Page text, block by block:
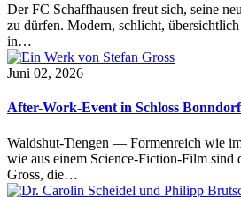
Der FC Schaffhausen freut sich, seine
zu dürfen. Modern, schlicht,
in…
Juni 02, 2026
After-Work-Event in Schloss
Waldshut-Tiengen — Formenreich wie
wie aus einem Science-Fiction-Film sind
Gross, die…